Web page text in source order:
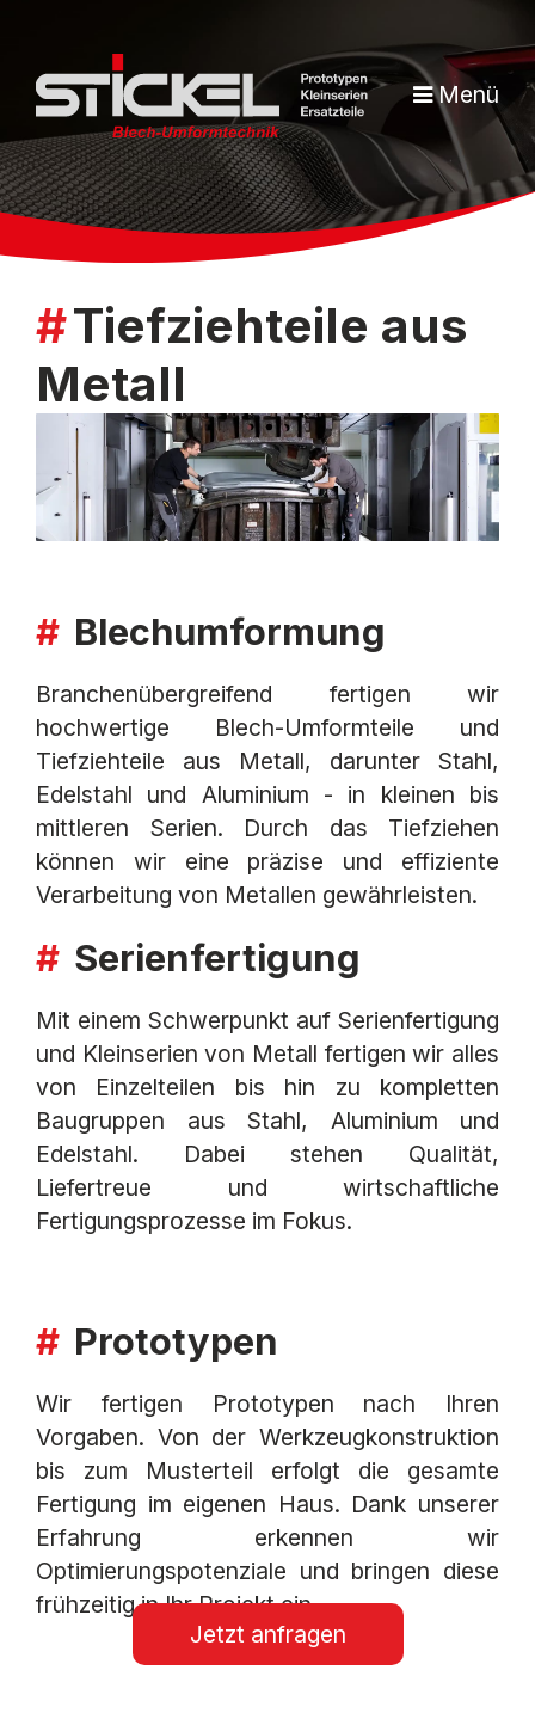
Menü
Tiefziehteile aus
Metall
Blechumformung
Branchenübergreifend fertigen wir
hochwertige Blech-Umformteile und
Tiefziehteile aus Metall, darunter Stahl,
Edelstahl und Aluminium - in kleinen bis
mittleren Serien. Durch das Tiefziehen
können wir eine präzise und effiziente
Verarbeitung von Metallen gewährleisten.
Serienfertigung
Mit einem Schwerpunkt auf Serienfertigung
und Kleinserien von Metall fertigen wir alles
von Einzelteilen bis hin zu kompletten
Baugruppen aus Stahl, Aluminium und
Edelstahl. Dabei stehen Qualität,
Liefertreue und wirtschaftliche
Fertigungsprozesse im Fokus.
Prototypen
Wir fertigen Prototypen nach Ihren
Vorgaben. Von der Werkzeugkonstruktion
bis zum Musterteil erfolgt die gesamte
Fertigung im eigenen Haus. Dank unserer
Erfahrung erkennen wir
Optimierungspotenziale und bringen diese
frühzeitig in Ihr Projekt ein.
Jetzt anfragen